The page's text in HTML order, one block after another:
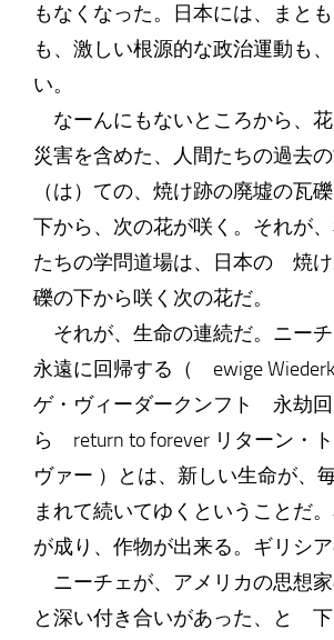
もなくなった。日本には、まと
も、激しい根源的な政治運動も
い。
なーんにもないところから、
災害を含めた、人間たちの過去
（は）ての、焼け跡の廃墟の瓦
下から、次の花が咲く。それが
たちの学問道場は、日本の 焼
礫の下から咲く次の花だ。
それが、生命の連続だ。ニーチ
永遠に回帰する（ ewige
ゲ・ヴィーダークンフト 永劫
ら return to forever リターン・
ヴァー ）とは、新しい生命が、
まれて続いてゆくということだ
が成り、作物が出来る。ギリシア
ニーチェが、アメリカの思想
と深い付き合いがあった、と